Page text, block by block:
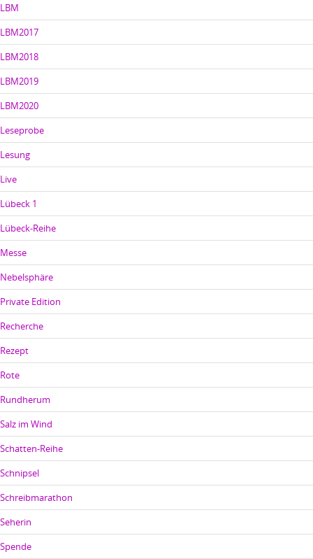
LBM
LBM2017
LBM2018
LBM2019
LBM2020
Leseprobe
Lesung
Live
Lübeck 1
Lübeck-Reihe
Messe
Nebelsphäre
Private Edition
Recherche
Rezept
Rote
Rundherum
Salz im Wind
Schatten-Reihe
Schnipsel
Schreibmarathon
Seherin
Spende